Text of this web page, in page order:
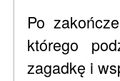
Po
którego
zagadkę i